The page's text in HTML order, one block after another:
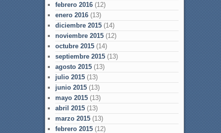
febrero 2016(12)
enero 2016(13)
diciembre 2015(14)
noviembre 2015(12)
octubre 2015(14)
septiembre 2015(13)
agosto 2015(13)
julio 2015(13)
junio 2015(13)
mayo 2015(13)
abril 2015(13)
marzo 2015(13)
febrero 2015(12)